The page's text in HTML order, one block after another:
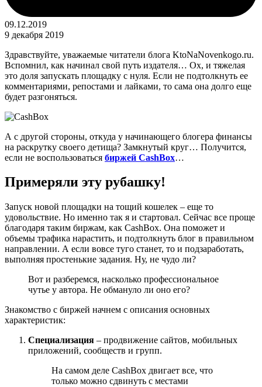
09.12.2019
9 декабря 2019
Здравствуйте, уважаемые читатели блога KtoNaNovenkogo.ru.
Вспомнил, как начинал свой путь издателя… Ох, и тяжелая
это доля запускать площадку с нуля. Если не подтолкнуть ее
комментариями, репостами и лайками, то сама она долго еще
будет разгоняться.
А с другой стороны, откуда у начинающего блогера финансы
на раскрутку своего детища? Замкнутый круг… Получится,
если не воспользоваться биржей CashBox…
Примеряли эту рубашку!
Запуск новой площадки на тощий кошелек – еще то
удовольствие. Но именно так я и стартовал. Сейчас все проще
благодаря таким биржам, как CashBox. Она поможет и
объемы трафика нарастить, и подтолкнуть блог в правильном
направлении. А если вовсе туго станет, то и подзаработать,
выполняя простенькие задания. Ну, не чудо ли?
Вот и разберемся, насколько профессиональное
чутье у автора. Не обмануло ли оно его?
Знакомство с биржей начнем с описания основных
характеристик:
Специализация – продвижение сайтов, мобильных
приложений, сообществ и групп.
На самом деле CashBox двигает все, что
только можно сдвинуть с местами